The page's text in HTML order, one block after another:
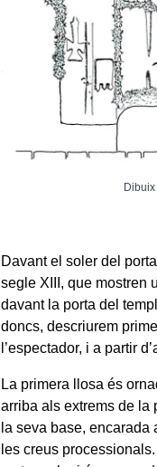
Davant el soler del
segle XIII, que mostren
davant la porta del
doncs, descriurem
l’espectador, i a partir
La primera llosa és
arriba als extrems de la
la seva base,
les creus